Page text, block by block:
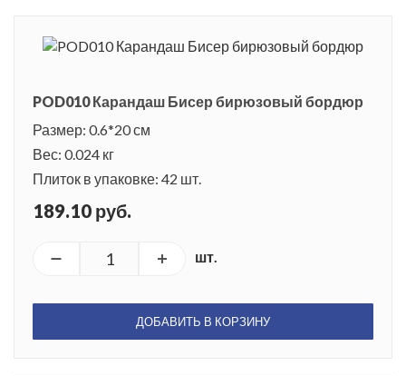
POD010 Карандаш Бисер бирюзовый бордюр
Размер: 0.6*20 см
Вес: 0.024 кг
Плиток в упаковке: 42 шт.
189.10 руб.
шт.
ДОБАВИТЬ В КОРЗИНУ